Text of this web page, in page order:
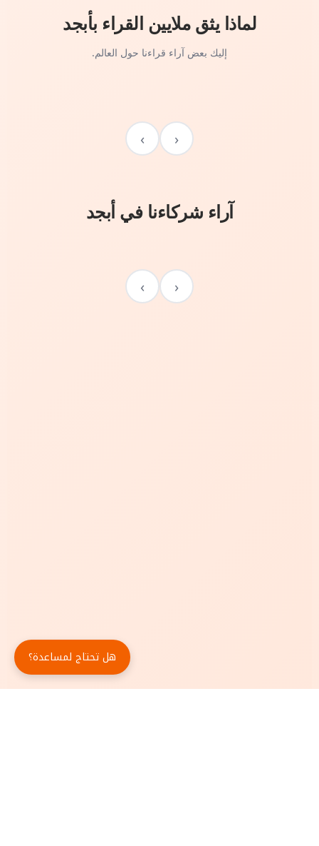
لماذا يثق ملايين القراء بأبجد
إليك بعض آراء قراءنا حول العالم.
‹
›
آراء شركاءنا في أبجد
‹
›
هل تحتاج لمساعدة؟